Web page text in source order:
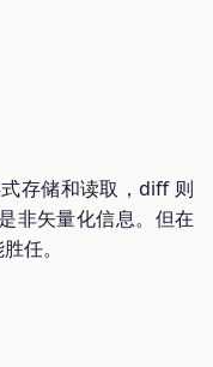
存储和读取，diff 则
非矢量化信息。但在
任。